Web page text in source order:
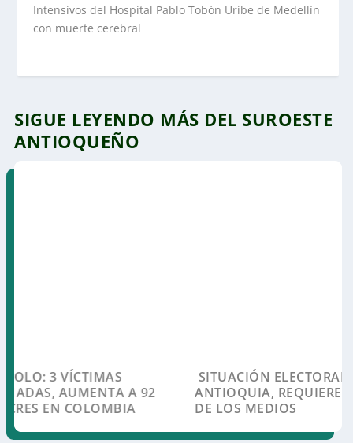
Intensivos del Hospital Pablo Tobón Uribe de Medellín
con muerte cerebral
SIGUE LEYENDO MÁS DEL SUROESTE
ANTIOQUEÑO
MASACRE EN BOLOMBOLO: 3 VÍCTIMAS
TORTURADAS Y ASESINADAS, AUMENTA A 92
EL NÚMERO DE MASACRES EN COLOMBIA
SITUACIÓN ELECTORAL EN PUEBLORRICO,
ANTIOQUIA, REQUIERE ATENCIÓN URGENTE
DE LOS MEDIOS